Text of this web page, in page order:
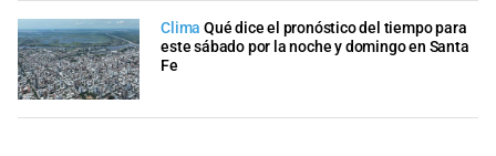
Clima Qué dice el pronóstico del tiempo para
este sábado por la noche y domingo en Santa
Fe